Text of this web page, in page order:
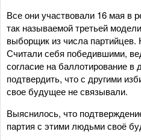
Все они участвовали 16 мая в
так называемой третьей
выборщик из числа партийцев.
Считали себя победившими,
согласие на баллотирование в
подтвердить, что с другими
свое будущее не связывали.
Выяснилось, что
партия с этими людьми своё